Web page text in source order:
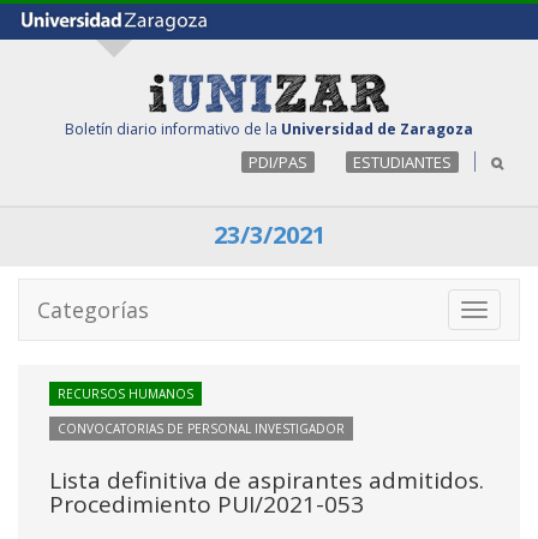
Boletín diario informativo de la Universidad de Zaragoza
PDI/PAS ESTUDIANTES
23/3/2021
Toggle
Categorías
RECURSOS HUMANOS
CONVOCATORIAS DE PERSONAL INVESTIGADOR
Lista definitiva de aspirantes admitidos.
Procedimiento PUI/2021-053